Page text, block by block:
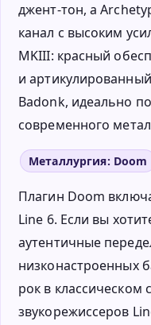
джент-тон, а
канал с высоким
MKIII: красный
и
Badonk, идеально
современного
Металлургия: Doom
Плагин Doom
Line 6. Если вы
аутентичные
низконастроенных
рок в
звукорежиссеров